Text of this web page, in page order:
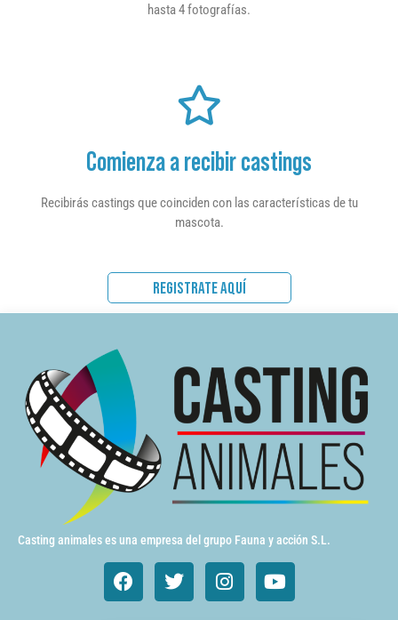
hasta 4 fotografías.
Comienza a recibir castings
Recibirás castings que coinciden con las características de tu
mascota.
REGISTRATE AQUÍ
Casting animales es una empresa del grupo Fauna y acción S.L.